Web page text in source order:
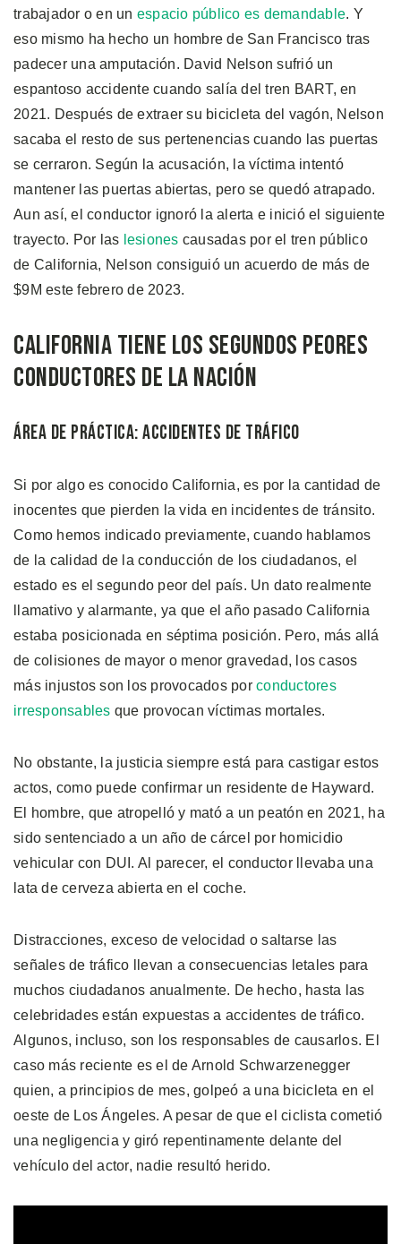
trabajador o en un espacio público es demandable. Y
eso mismo ha hecho un hombre de San Francisco tras
padecer una amputación. David Nelson sufrió un
espantoso accidente cuando salía del tren BART, en
2021. Después de extraer su bicicleta del vagón, Nelson
sacaba el resto de sus pertenencias cuando las puertas
se cerraron. Según la acusación, la víctima intentó
mantener las puertas abiertas, pero se quedó atrapado.
Aun así, el conductor ignoró la alerta e inició el siguiente
trayecto. Por las lesiones causadas por el tren público
de California, Nelson consiguió un acuerdo de más de
$9M este febrero de 2023.
California Tiene Los Segundos Peores
Conductores de la Nación
Área de Práctica: Accidentes de Tráfico
Si por algo es conocido California, es por la cantidad de
inocentes que pierden la vida en incidentes de tránsito.
Como hemos indicado previamente, cuando hablamos
de la calidad de la conducción de los ciudadanos, el
estado es el segundo peor del país. Un dato realmente
llamativo y alarmante, ya que el año pasado California
estaba posicionada en séptima posición. Pero, más allá
de colisiones de mayor o menor gravedad, los casos
más injustos son los provocados por conductores
irresponsables que provocan víctimas mortales.
No obstante, la justicia siempre está para castigar estos
actos, como puede confirmar un residente de Hayward.
El hombre, que atropelló y mató a un peatón en 2021, ha
sido sentenciado a un año de cárcel por homicidio
vehicular con DUI. Al parecer, el conductor llevaba una
lata de cerveza abierta en el coche.
Distracciones, exceso de velocidad o saltarse las
señales de tráfico llevan a consecuencias letales para
muchos ciudadanos anualmente. De hecho, hasta las
celebridades están expuestas a accidentes de tráfico.
Algunos, incluso, son los responsables de causarlos. El
caso más reciente es el de Arnold Schwarzenegger
quien, a principios de mes, golpeó a una bicicleta en el
oeste de Los Ángeles. A pesar de que el ciclista cometió
una negligencia y giró repentinamente delante del
vehículo del actor, nadie resultó herido.